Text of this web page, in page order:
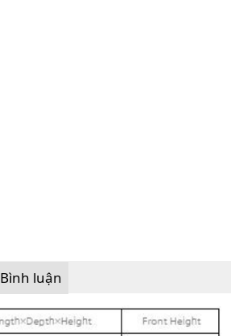
Bình luận